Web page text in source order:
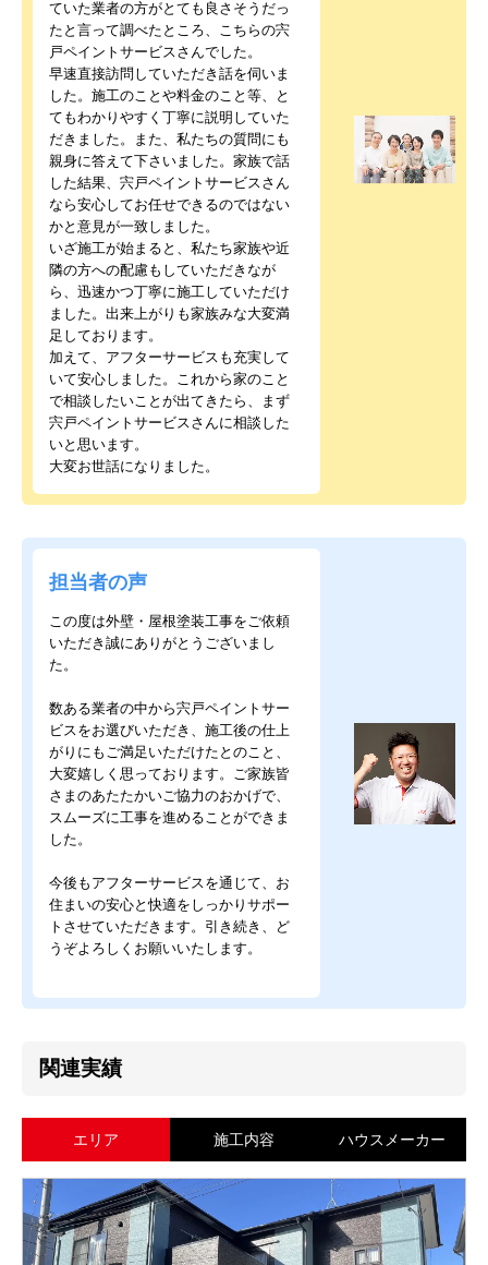
ていた業者の方がとても良さそうだっ
たと言って調べたところ、こちらの宍
戸ペイントサービスさんでした。
早速直接訪問していただき話を伺いま
した。施工のことや料金のこと等、と
てもわかりやすく丁寧に説明していた
だきました。また、私たちの質問にも
親身に答えて下さいました。家族で話
した結果、宍戸ペイントサービスさん
なら安心してお任せできるのではない
かと意見が一致しました。
いざ施工が始まると、私たち家族や近
隣の方への配慮もしていただきなが
ら、迅速かつ丁寧に施工していただけ
ました。出来上がりも家族みな大変満
足しております。
加えて、アフターサービスも充実して
いて安心しました。これから家のこと
で相談したいことが出てきたら、まず
宍戸ペイントサービスさんに相談した
いと思います。
大変お世話になりました。
担当者の声
この度は外壁・屋根塗装工事をご依頼
いただき誠にありがとうございまし
た。
数ある業者の中から宍戸ペイントサー
ビスをお選びいただき、施工後の仕上
がりにもご満足いただけたとのこと、
大変嬉しく思っております。ご家族皆
さまのあたたかいご協力のおかげで、
スムーズに工事を進めることができま
した。
今後もアフターサービスを通じて、お
住まいの安心と快適をしっかりサポー
トさせていただきます。引き続き、ど
うぞよろしくお願いいたします。
関連実績
エリア 施工内容 ハウスメーカー